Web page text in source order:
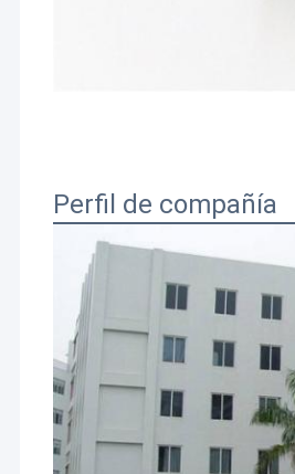
Perfil de compañía